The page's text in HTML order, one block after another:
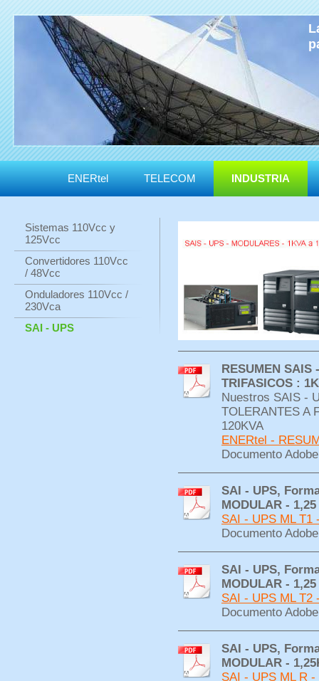
ENERtel TELECOM INDUSTRIA
Sistemas 110Vcc y
125Vcc
Convertidores 110Vcc
/ 48Vcc
Onduladores 110Vcc /
230Vca
SAI - UPS
RESUMEN SAIS
TRIFASICOS :
Nuestros SAIS -
TOLERANTES A
120KVA
ENERtel -
Documento
SAI - UPS,
MODULAR -
SAI - UPS ML T1
Documento
SAI - UPS,
MODULAR -
SAI - UPS ML T2
Documento
SAI - UPS,
MODULAR -
SAI - UPS ML R